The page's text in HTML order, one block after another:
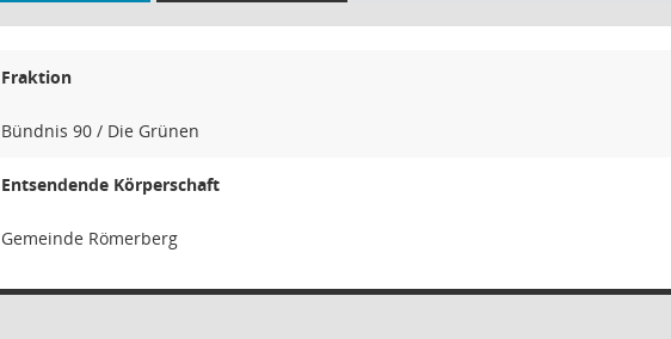
Fraktion
Bündnis 90 / Die Grünen
Entsendende Körperschaft
Gemeinde Römerberg